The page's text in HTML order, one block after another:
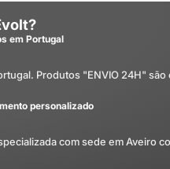
em Portugal
Produtos "ENVIO 24H"
personalizado
com sede em Aveiro